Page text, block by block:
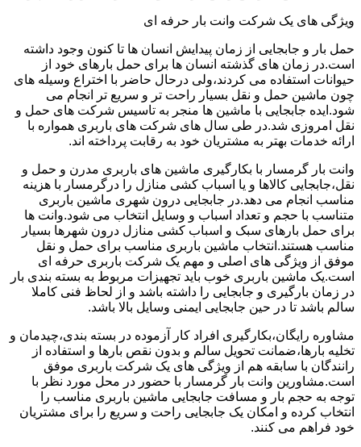
ویژگی های یک شرکت وانت بار حرفه ای
حمل بار و جابجایی از زمان پیدایش انسان ها تا کنون وجود داشته
است.در زمان های گذشته انسان ها برای حمل بارهای خود از
حیوانات استفاده می کردند،ولی درحال حاضر با اختراع وسیله های
چون ماشین حمل و نقل بسیار راحت تر و سریع تر انجام می
شود.ایده جابجایی با ماشین ها منجر به تاسیس شرکت های حمل و
نقل امروزی شد.در طی سال های شرکت های باربری همواره با
ارائه خدمات بهتر به مشتریان خود به رقابت پرداخته اند.
وانت بار گرمسار با بکارگیری ماشین های باربری مدرن و حمل و
نقل،جابجایی کالاها و یا اسباب کشی منازل را درگرمسار با هزینه
مناسب انجام می دهد.در جابجایی درون شهری ماشین باربری
متناسب با حجم و تعداد اسباب و وسایل انتخاب می شود.وانت ها
برای حمل بارهای سبک و اسباب کشی منازل درون شهرها بسیار
مناسب هستند.انتخاب ماشین باربری مناسب برای حمل و نقل
موفق از ویژگی های اصلی و مهم یک شرکت باربری حرفه ای
است.یک ماشین باربری خوب باید تجهیزات مربوط به بسته بندی بار
در زمان بارگیری و جابجایی را داشته باشد و از لحاظ فنی کاملا
سالم باشد تا در حین جابجایی ایمنی وسایل بالا باشد.
مشاوره رایگان،بکارگیری افراد کار آزموده در بسته بندی،چیدمان و
تخلیه بارها،ضمانت تحویل سالم و بدون نقص بارها و استفاده از
رانندگان با سابقه هم از ویژگی های یک شرکت باربری موفق
است.مشاورین وانت بار گرمسار با حضور در محل مورد نظر با
توجه به حجم بار و مسافت جابجایی ماشین باربری مناسب را
انتخاب کرده و امکان یک جابجایی راحت و سریع را برای مشتریان
خود فراهم می کنند.